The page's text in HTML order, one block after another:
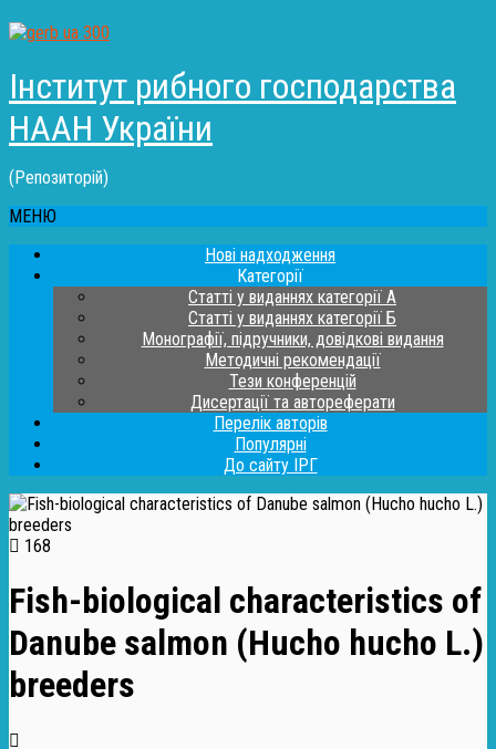
Інститут рибного господарства
НААН України
(Репозиторій)
МЕНЮ
Нові надходження
Категорії
Статті у виданнях категорії А
Статті у виданнях категорії Б
Монографії, підручники, довідкові видання
Методичні рекомендації
Тези конференцій
Дисертації та автореферати
Перелік авторів
Популярні
До сайту ІРГ
168
Fish-biological characteristics of
Danube salmon (Hucho hucho L.)
breeders